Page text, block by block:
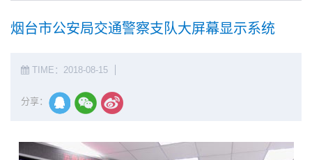
烟台市公安局交通警察支队大屏幕显示系统
TIME：2018-08-15
分享：